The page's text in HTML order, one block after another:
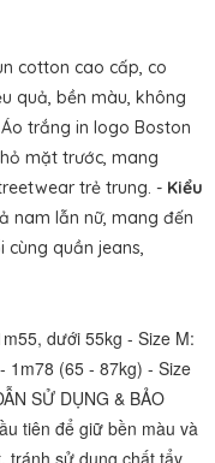
cotton cao cấp, co
quả, bền màu, không
Áo trắng in logo Boston
mặt trước, mang
trẻ trung. - Kiểu
nam lẫn nữ, mang đến
cùng quần jeans,
dưới 55kg - Size M:
1m78 (65 - 87kg) - Size
SỬ DỤNG & BẢO
tiên để giữ bền màu và
tránh sử dụng chất tẩy